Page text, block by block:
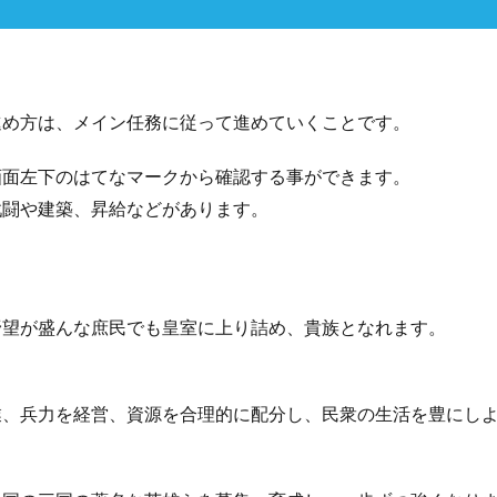
方は、メイン任務に従って進めていくことです。
左下のはてなマークから確認する事ができます。
や建築、昇給などがあります。
が盛んな庶民でも皇室に上り詰め、貴族となれます。
兵力を経営、資源を合理的に配分し、民衆の生活を豊にし